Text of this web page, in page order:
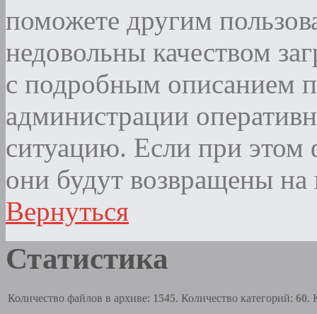
поможете другим
недовольны качеством
с подробным описанием
администрации
ситуацию. Если при этом
они будут возвращены на
Вернуться
Статистика
Количество файлов в архиве: 1545. Количество категорий: 60.